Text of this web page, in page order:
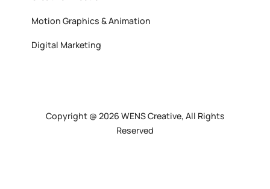
Motion Graphics & Animation
Digital Marketing
Copyright @ 2026 WENS Creative, All Rights
Reserved